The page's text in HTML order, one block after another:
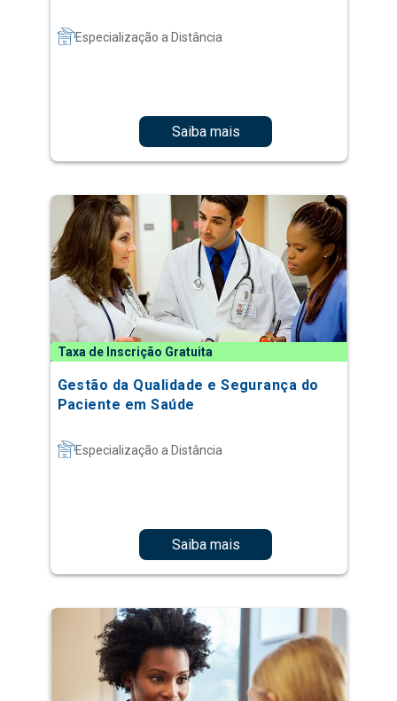
Especialização a Distância
Saiba mais
Taxa de Inscrição Gratuita
Gestão da Qualidade e Segurança do
Paciente em Saúde
Especialização a Distância
Saiba mais